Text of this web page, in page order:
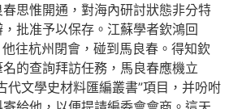
思惟開通，對海內研討狀態非分特
批准予以保存。江蘇學者欽鴻回
往杭州閉會，碰到馬良春。得知欽
的查詢拜訪任務，馬良春應機立
代文學史材料匯編叢書”項目，并吩咐